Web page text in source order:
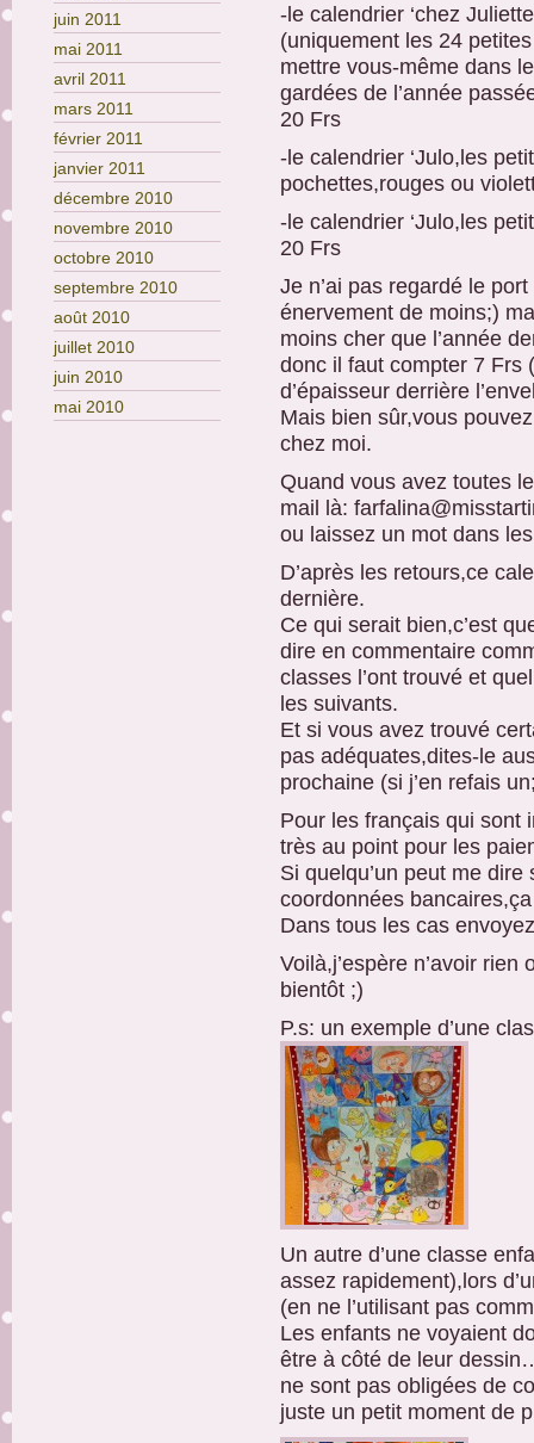
juin 2011
mai 2011
avril 2011
mars 2011
février 2011
janvier 2011
décembre 2010
novembre 2010
octobre 2010
septembre 2010
août 2010
juillet 2010
juin 2010
mai 2010
-le calendrier ‘chez
(uniquement les 24
mettre vous-même dans
gardées de l’année
20 Frs
-le calendrier ‘Julo,les
pochettes,rouges ou
-le calendrier ‘Julo,les
20 Frs
Je n’ai pas regardé le
énervement de moins;)
moins cher que l’année
donc il faut compter 7 Frs
d’épaisseur derrière
Mais bien sûr,vous
chez moi.
Quand vous avez toutes
mail là:
ou laissez un mot dans
D’après les retours,ce
dernière.
Ce qui serait bien,c’est
dire en commentaire
classes l’ont trouvé et
les suivants.
Et si vous avez trouvé
pas adéquates,dites-le
prochaine (si j’en refais
Pour les français qui sont
très au point pour les
Si quelqu’un peut me
coordonnées
Dans tous les cas
Voilà,j’espère n’avoir
bientôt ;)
P.s: un exemple d’une
Un autre d’une classe
assez rapidement),lors
(en ne l’utilisant pas
Les enfants ne voyaient
être à côté de leur
ne sont pas obligées de
juste un petit moment